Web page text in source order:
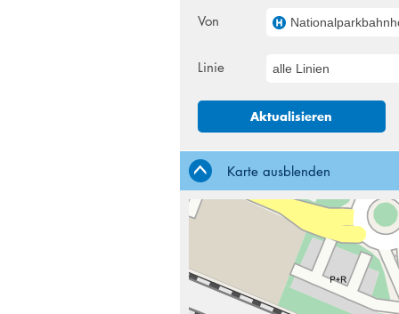
Von Nationalparkbahnhof, Bad
Linie alle Linien
Aktualisieren
Karte ausblenden